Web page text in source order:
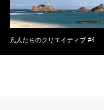
凡人たちのクリエイティブ #4